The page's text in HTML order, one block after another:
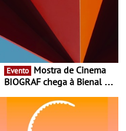
Evento
BIOGRAF chega à Bienal de
Documentário, ensaio
fílmico e práticas artísticas